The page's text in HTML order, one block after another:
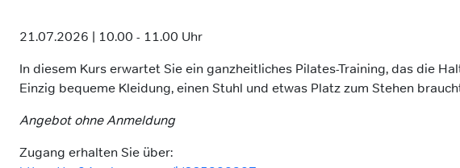
21.07.2026 | 10.00 - 11.00 Uhr
In diesem Kurs erwartet Sie ein ganzheitliches Pilates-Training, das die
Einzig bequeme Kleidung, einen Stuhl und etwas Platz zum Stehen
Angebot ohne Anmeldung
Zugang erhalten Sie über: